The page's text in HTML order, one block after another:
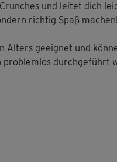
und leitet dich
richtig Spaß machen!
Alters geeignet und
problemlos durchgeführt